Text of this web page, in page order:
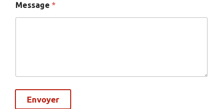
Message *
Envoyer